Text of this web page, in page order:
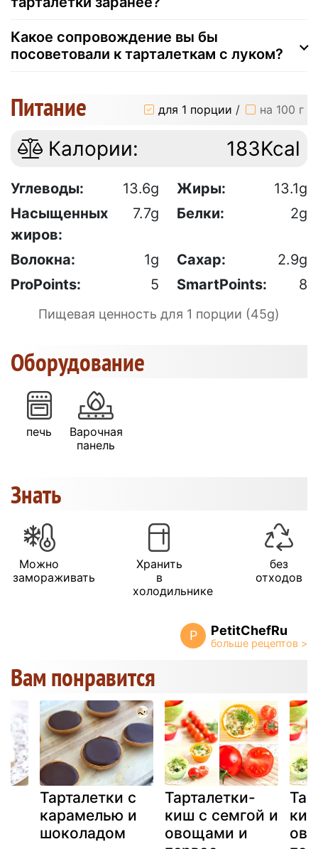
Какое сопровождение вы бы
посоветовали к тарталеткам с луком?
Питание для 1 порции / на 100 г
Калории: 183Kcal
Углеводы: 13.6g Жиры:
13.1g
Насыщенных
жиров:
7.7g Белки: 2g
Волокна: 1g Сахар:
2.9g
ProPoints:
5 SmartPoints: 8
Пищевая ценность для 1 порции (45g)
Оборудование
печь
Варочная
панель
Знать
Можно
замораживать
Хранить
в
холодильнике
без
отходов
P PetitChefRu
Вам понравится
Тарталетки с
карамелью и
шоколадом
Тарталетки-
киш с семгой и
овощами и